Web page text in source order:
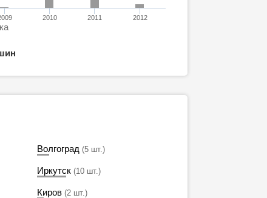
2010 2011 2012
Волгоград (5 шт.)
Иркутск (10 шт.)
Киров (2 шт.)